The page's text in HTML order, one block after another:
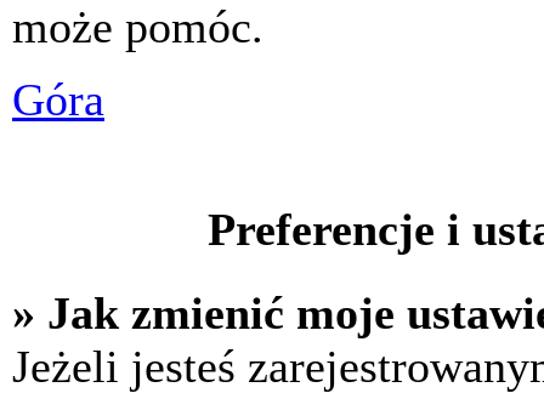
może pomóc.
Góra
Preferencje i
» Jak zmienić moje
Jeżeli jesteś